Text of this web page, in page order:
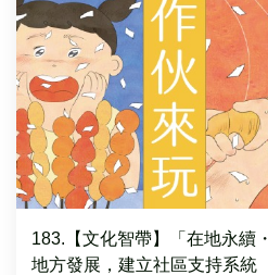
183.【文化智帶】「在地永續
地方發展，建立社區支持系統